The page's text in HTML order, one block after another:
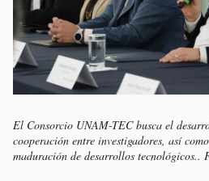
El Consorcio UNAM-TEC busca el
cooperación entre investigadores, así
maduración de desarrollos tecnológicos..